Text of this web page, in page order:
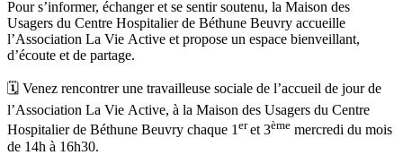
Pour s’informer, échanger et se sentir soutenu, la Maison des
Usagers du Centre Hospitalier de Béthune Beuvry accueille
l’Association La Vie Active et propose un espace bienveillant,
d’écoute et de partage.
🗓️ Venez rencontrer une travailleuse sociale de l’accueil de jour de
l’Association La Vie Active, à la Maison des Usagers du Centre
Hospitalier de Béthune Beuvry chaque 1eret 3ème mercredi du mois
de 14h à 16h30.